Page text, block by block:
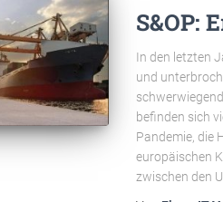
S&OP:
In den letzten
und
befinden sich
Pandemie, die
europäischen
zwischen den